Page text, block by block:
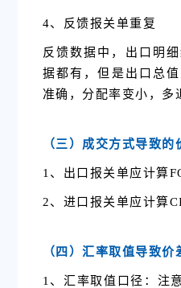
4、反馈报关单重复
反馈数据中，出口明
据都有，但是出口总
准确，分配率变小，多
（三 ） 成交方式导致的
1、出口报关单应计算
2、进口报关单应计算
（四）汇率取值导致价
1、汇率取值口径： 注